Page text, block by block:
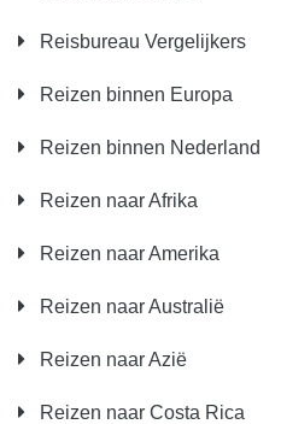
Reisbureau Vergelijkers
Reizen binnen Europa
Reizen binnen Nederland
Reizen naar Afrika
Reizen naar Amerika
Reizen naar Australië
Reizen naar Azië
Reizen naar Costa Rica